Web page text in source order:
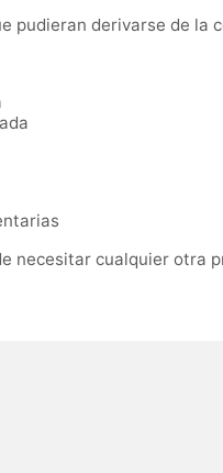
pudieran derivarse de la
necesitar cualquier otra